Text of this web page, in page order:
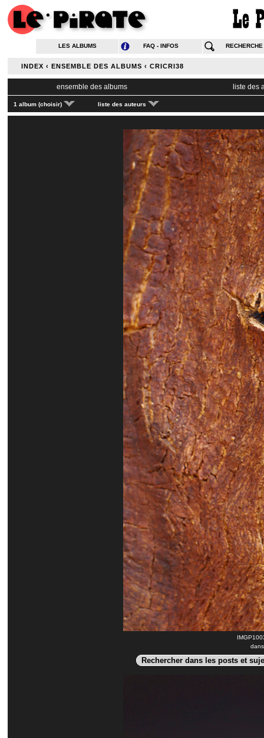
LES ALBUMS FAQ - INFOS RECHERCHE
INDEX ‹ ENSEMBLE DES ALBUMS ‹ CRICRI38
ensemble des albums liste des
1 album (choisir) liste des auteurs